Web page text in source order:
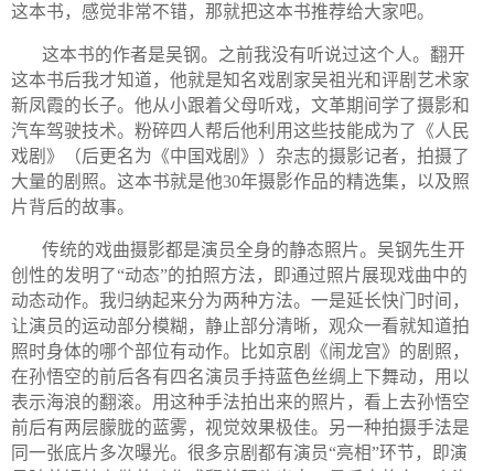
这本书，感觉非常不错，那就把这本书推荐给大家吧。
这本书的作者是吴钢。之前我没有听说过这个人。翻开
这本书后我才知道，他就是知名戏剧家吴祖光和评剧艺术家
新凤霞的长子。他从小跟着父母听戏，文革期间学了摄影和
汽车驾驶技术。粉碎四人帮后他利用这些技能成为了《人民
戏剧》（后更名为《中国戏剧》）杂志的摄影记者，拍摄了
大量的剧照。这本书就是他30年摄影作品的精选集，以及照
片背后的故事。
传统的戏曲摄影都是演员全身的静态照片。吴钢先生开
创性的发明了“动态”的拍照方法，即通过照片展现戏曲中的
动态动作。我归纳起来分为两种方法。一是延长快门时间，
让演员的运动部分模糊，静止部分清晰，观众一看就知道拍
照时身体的哪个部位有动作。比如京剧《闹龙宫》的剧照，
在孙悟空的前后各有四名演员手持蓝色丝绸上下舞动，用以
表示海浪的翻滚。用这种手法拍出来的照片，看上去孙悟空
前后有两层朦胧的蓝雾，视觉效果极佳。另一种拍摄手法是
同一张底片多次曝光。很多京剧都有演员“亮相”环节，即演